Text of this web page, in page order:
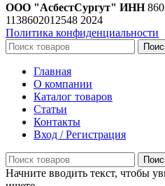
ООО "АсбестСургут" ИНН
1138602012548 2024
Политика конфиденциальности
Главная
О компании
Каталог товаров
Статьи
Контакты
Вход / Регистрация
Начните вводить текст, чтобы